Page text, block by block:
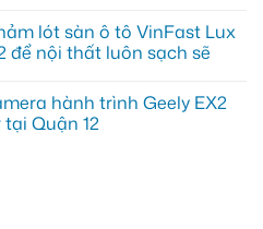
lót sàn ô tô VinFast Lux
để nội thất luôn sạch sẽ
hành trình Geely EX2
Quận 12